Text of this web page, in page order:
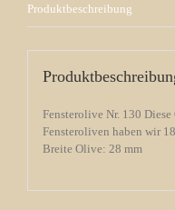
Produktbeschreibung
Fensterolive Nr. 130
Fensteroliven haben wir
Breite Olive: 28 mm